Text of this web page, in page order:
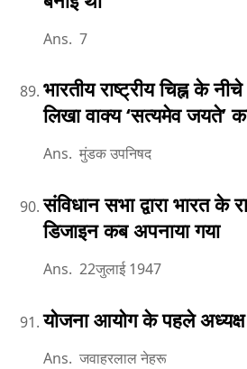
Ans. 7
भारतीय राष्ट्रीय चिह्न के
लिखा वाक्य ‘सत्यमेव जयते’
Ans. मुंडक उपनिषद
संविधान सभा द्वारा भारत के
डिजाइन कब अपनाया गया
Ans. 22जुलाई 1947
योजना आयोग के पहले
Ans. जवाहरलाल नेहरू